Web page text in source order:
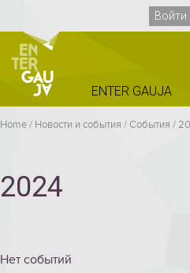
Войти
ENTER GAUJA
Home/ Новости и события /Cобытия /
2024
Нет событий